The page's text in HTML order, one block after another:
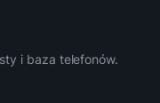
i baza telefonów.